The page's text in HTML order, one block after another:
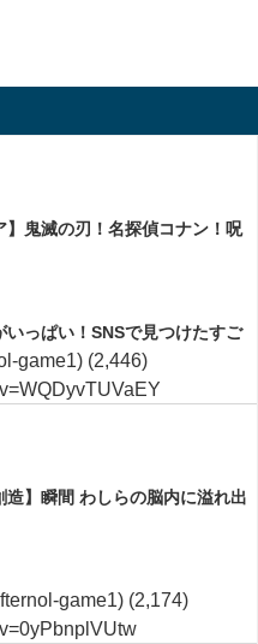
】鬼滅の刃！名探偵コナン！呪
っぱい！SNSで見つけたすご
game1) (2,446)
造】瞬間 わしらの脳内に溢れ出
game1) (2,174)